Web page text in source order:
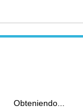
Obteniendo...